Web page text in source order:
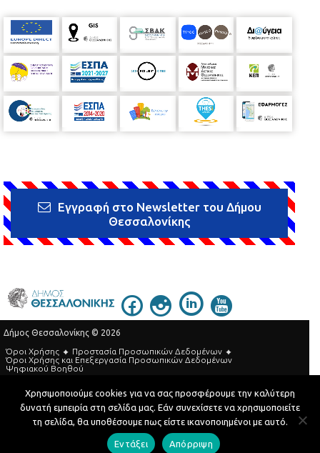
Εγγραφή στο Newsletter του Δήμου
Θεσσαλονίκης
Δήμος Θεσσαλονίκης © 2026
Όροι Χρήσης
Προστασία Προσωπικών Δεδομένων
Όροι Xρήσης και Eπεξεργασία Προσωπικών Δεδομένων
Ψηφιακού Βοηθού
Τηλεφωνικός Κατάλογος
Developed by MyCompany Projects
Χρησιμοποιούμε cookies για να σας προσφέρουμε την καλύτερη
δυνατή εμπειρία στη σελίδα μας. Εάν συνεχίσετε να χρησιμοποιείτε
τη σελίδα, θα υποθέσουμε πως είστε ικανοποιημένοι με αυτό.
Εντάξει Απόρριψη